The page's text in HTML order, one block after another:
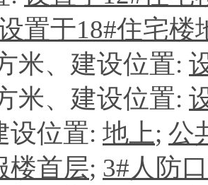
置于18#住宅楼
米、建设位置:
米、建设位置:
设位置: 地上; 公
楼首层; 3#人防口